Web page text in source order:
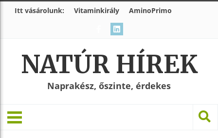
Itt vásárolunk: Vitaminkirály AminoPrimo
NATÚR HÍREK
Naprakész, őszinte, érdekes